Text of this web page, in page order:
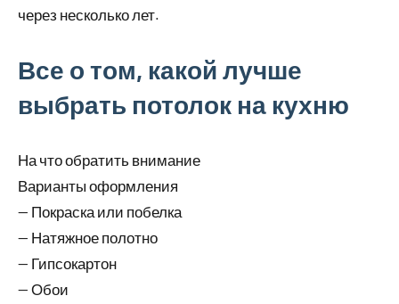
через несколько лет.
Все о том, какой лучше
выбрать потолок на кухню
На что обратить внимание
Варианты оформления
— Покраска или побелка
— Натяжное полотно
— Гипсокартон
— Обои